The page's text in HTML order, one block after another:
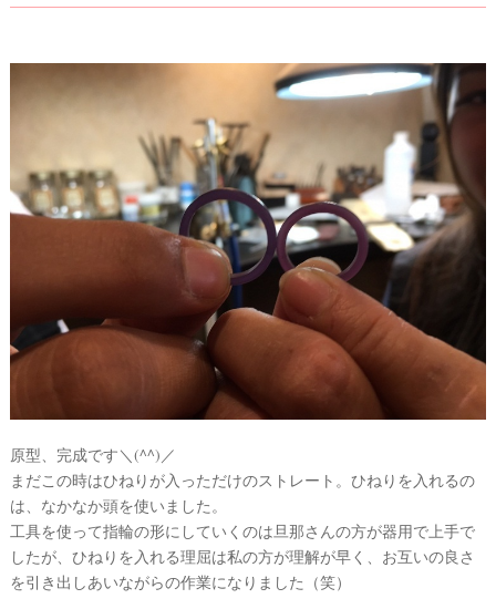
原型、完成です＼(^^)／
まだこの時はひねりが入っただけのストレート。ひねりを入れるの
は、なかなか頭を使いました。
工具を使って指輪の形にしていくのは旦那さんの方が器用で上手で
したが、ひねりを入れる理屈は私の方が理解が早く、お互いの良さ
を引き出しあいながらの作業になりました（笑）